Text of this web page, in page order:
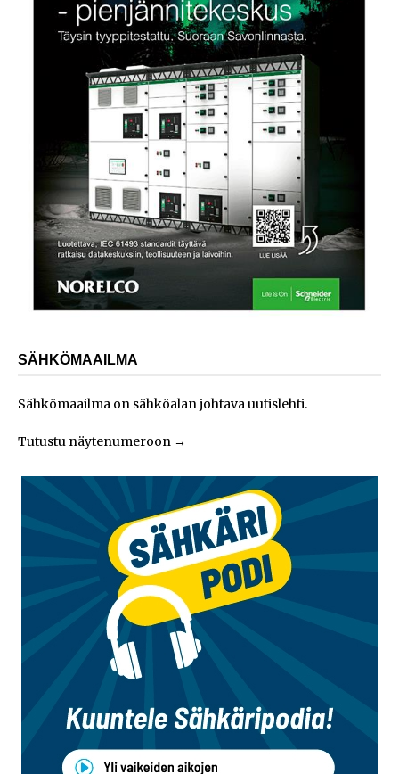
SÄHKÖMAAILMA
Sähkömaailma on sähköalan johtava uutislehti.
Tutustu näytenumeroon →